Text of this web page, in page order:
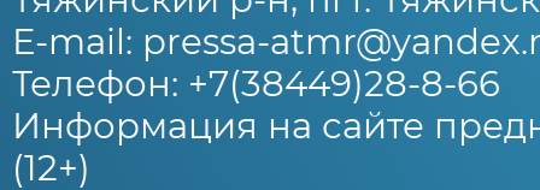
E-mail: pressa-
Телефон: +7(38449)28-8-66
Информация на сайте
(12+)